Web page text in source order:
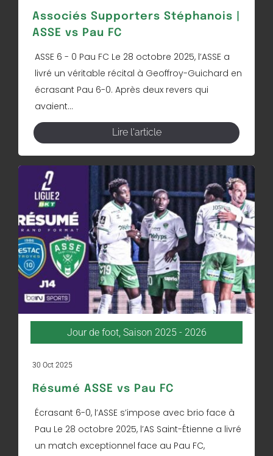
Associés Supporters Stéphanois |
ASSE vs Pau FC
ASSE 6 - 0 Pau FC Le 28 octobre 2025, l’ASSE a
livré un véritable récital à Geoffroy-Guichard en
écrasant Pau 6-0. Après deux revers qui
avaient...
Lire l'article
Jour de foot, Saison 2025 - 2026
30 Oct 2025
Résumé ASSE vs Pau FC
Écrasant 6-0, l’ASSE s’impose avec brio face à
Pau Le 28 octobre 2025, l’AS Saint-Étienne a livré
un match exceptionnel face au Pau FC,